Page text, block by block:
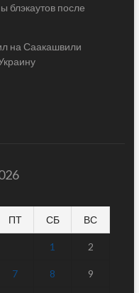
блэкаутов после
на Саакашвили
ПТ СБ ВС
1 2
7 8 9